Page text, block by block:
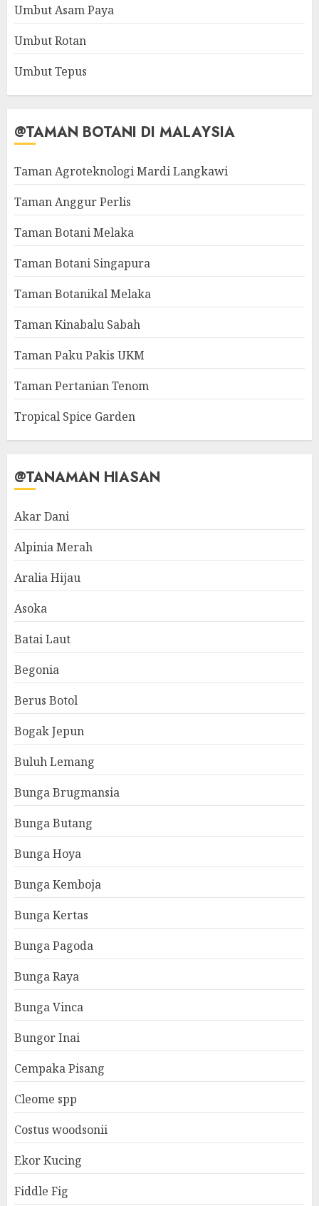
Umbut Asam Paya
Umbut Rotan
Umbut Tepus
@TAMAN BOTANI DI MALAYSIA
Taman Agroteknologi Mardi Langkawi
Taman Anggur Perlis
Taman Botani Melaka
Taman Botani Singapura
Taman Botanikal Melaka
Taman Kinabalu Sabah
Taman Paku Pakis UKM
Taman Pertanian Tenom
Tropical Spice Garden
@TANAMAN HIASAN
Akar Dani
Alpinia Merah
Aralia Hijau
Asoka
Batai Laut
Begonia
Berus Botol
Bogak Jepun
Buluh Lemang
Bunga Brugmansia
Bunga Butang
Bunga Hoya
Bunga Kemboja
Bunga Kertas
Bunga Pagoda
Bunga Raya
Bunga Vinca
Bungor Inai
Cempaka Pisang
Cleome spp
Costus woodsonii
Ekor Kucing
Fiddle Fig